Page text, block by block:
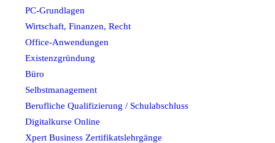
PC-Grundlagen
Wirtschaft, Finanzen, Recht
Office-Anwendungen
Existenzgründung
Büro
Selbstmanagement
Berufliche Qualifizierung / Schulabschluss
Digitalkurse Online
Xpert Business Zertifikatslehrgänge